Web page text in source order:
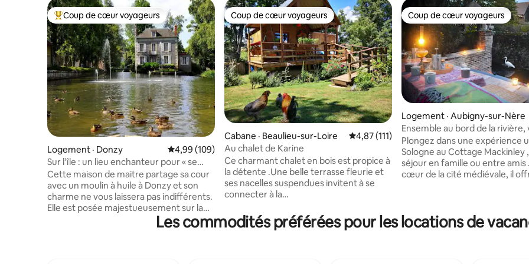
Coup de cœur voyageurs parmi les plus aimés
Coup de cœur voyageurs
Logement · Donzy Note moyenne de 4,99 sur 5, 109 commentaires
4,99 (109)
Sur l’île : un lieu enchanteur pour « se
pauser »
Cette maison de maitre partage sa cour
avec un moulin à huile à Donzy et son
charme ne vous laissera pas indifférents.
Elle est posée majestueusement sur la
rivière. Nous l'avons rénovée
récemment, en préservant son
Coup de cœur voyageurs
Coup de cœur voyageurs
Cabane · Beaulieu-sur-Loire Note moyenne de 4,87 sur 5, 111
4,87 (111)
Au chalet de Karine
Ce charmant chalet en bois est propice à
la détente .Une belle terrasse fleurie et
ses nacelles suspendues invitent à se
connecter à la
observer. Un ruisseau coule
tranquillement derrière le châlet et peut
Coup de cœur voyageurs
Coup de cœur voyageurs
Logement · Aubigny-sur-Nère
Ensemble au bord de la rivière,
écossais !
Plongez dans une expérience
Sologne au Cottage Mackinley
séjour en famille ou entre amis
cœur de la cité médiévale, il
que propose ce logement -Espace de
coworking avec WiFi -Cuisine équipée et
Les commodités préférées pour les locations de